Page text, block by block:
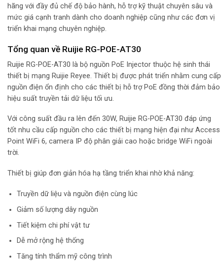
hãng với đầy đủ chế độ bảo hành, hỗ trợ kỹ thuật chuyên sâu và
mức giá cạnh tranh dành cho doanh nghiệp cũng như các đơn vị
triển khai mạng chuyên nghiệp.
Tổng quan về Ruijie RG-POE-AT30
Ruijie RG-POE-AT30 là bộ nguồn PoE Injector thuộc hệ sinh thái
thiết bị mạng Ruijie Reyee. Thiết bị được phát triển nhằm cung cấp
nguồn điện ổn định cho các thiết bị hỗ trợ PoE đồng thời đảm bảo
hiệu suất truyền tải dữ liệu tối ưu.
Với công suất đầu ra lên đến 30W, Ruijie RG-POE-AT30 đáp ứng
tốt nhu cầu cấp nguồn cho các thiết bị mạng hiện đại như Access
Point WiFi 6, camera IP độ phân giải cao hoặc bridge WiFi ngoài
trời.
Thiết bị giúp đơn giản hóa hạ tầng triển khai nhờ khả năng:
Truyền dữ liệu và nguồn điện cùng lúc
Giảm số lượng dây nguồn
Tiết kiệm chi phí vật tư
Dễ mở rộng hệ thống
Tăng tính thẩm mỹ công trình